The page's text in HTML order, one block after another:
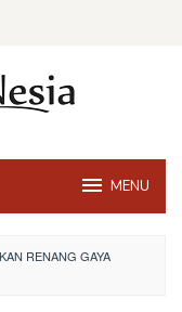
MENU
RENANG GAYA